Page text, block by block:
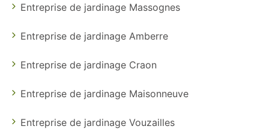
Entreprise de jardinage Massognes
Entreprise de jardinage Amberre
Entreprise de jardinage Craon
Entreprise de jardinage Maisonneuve
Entreprise de jardinage Vouzailles